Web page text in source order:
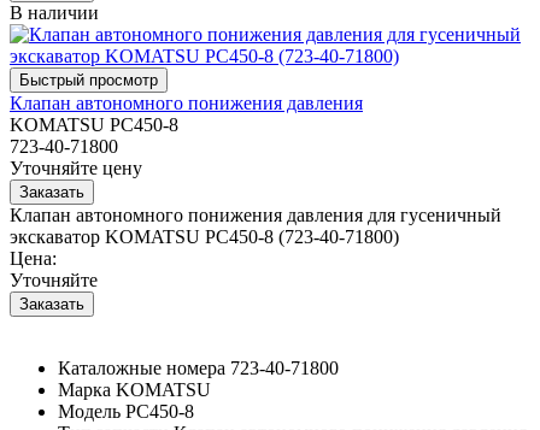
В наличии
Клапан автономного понижения давления
KOMATSU PC450-8
723-40-71800
Уточняйте цену
Клапан автономного понижения давления для гусеничный
экскаватор KOMATSU PC450-8 (723-40-71800)
Цена:
Уточняйте
Каталожные номера 723-40-71800
Марка KOMATSU
Модель PC450-8